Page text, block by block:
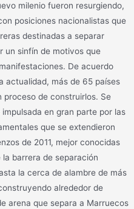
milenio fueron resurgiendo,
posiciones nacionalistas que
destinadas a separar
un sinfín de motivos que
De acuerdo
actualidad, más de 65 países
proceso de construirlos. Se
en gran parte por las
que se extendieron
de 2011, mejor conocidas
la barrera de separación
la cerca de alambre de más
alrededor de
arena que separa a Marruecos